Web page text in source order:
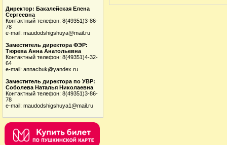
Директор: Бакалейская Елена
Сергеевна
Контактный телефон: 8(49351)3-86-
78
e-mail: maudodshigshuya@mail.ru
Заместитель директора ФЭР:
Тюрева Анна Анатольевна
Контактный телефон: 8(49351)4-32-
64
e-mail: annacbuk@yandex.ru
Заместитель директора по УВР:
Соболева Наталья Николаевна
Контактный телефон: 8(49351)3-86-
78
e-mail: maudodshigshuya1@mail.ru